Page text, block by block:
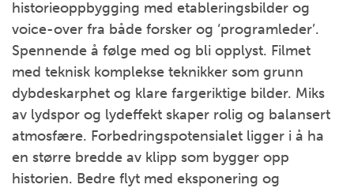
historieoppbygging med etableringsbilder og
voice-over fra både forsker og ‘programleder’.
Spennende å følge med og bli opplyst. Filmet
med teknisk komplekse teknikker som grunn
dybdeskarphet og klare fargeriktige bilder. Miks
av lydspor og lydeffekt skaper rolig og balansert
atmosfære. Forbedringspotensialet ligger i å ha
en større bredde av klipp som bygger opp
historien. Bedre flyt med eksponering og